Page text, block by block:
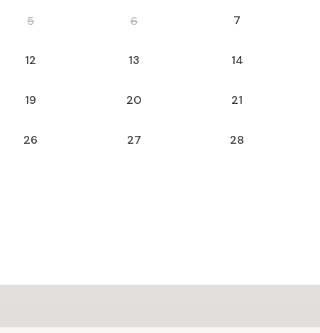
5 6 7
12 13 14
19 20 21
26 27 28